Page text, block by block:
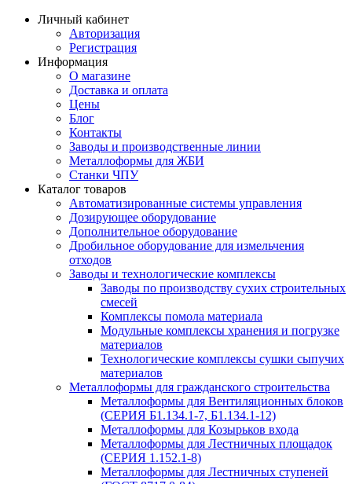
Личный кабинет
Авторизация
Регистрация
Информация
О магазине
Доставка и оплата
Цены
Блог
Контакты
Заводы и производственные линии
Металлоформы для ЖБИ
Станки ЧПУ
Каталог товаров
Автоматизированные системы управления
Дозирующее оборудование
Дополнительное оборудование
Дробильное оборудование для измельчения
отходов
Заводы и технологические комплексы
Заводы по производству сухих строительных
смесей
Комплексы помола материала
Модульные комплексы хранения и погрузке
материалов
Технологические комплексы сушки сыпучих
материалов
Металлоформы для гражданского строительства
Металлоформы для Вентиляционных блоков
(СЕРИЯ Б1.134.1-7, Б1.134.1-12)
Металлоформы для Козырьков входа
Металлоформы для Лестничных площадок
(СЕРИЯ 1.152.1-8)
Металлоформы для Лестничных ступеней